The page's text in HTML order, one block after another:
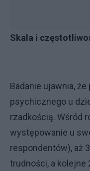
Skala i
Badanie ujawnia,
psychicznego u
rzadkością. Wśród
występowanie u
respondentów), aż
trudności, a kolejne